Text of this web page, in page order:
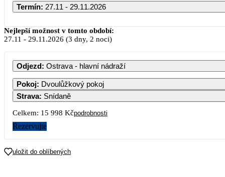
Termín: 27.11 - 29.11.2026
Listopad 2026
PO ÚT ST ČT PÁ SO NE
1
2 3 4 5 6 7 8
Nejlepší možnost v tomto období:
27.11 - 29.11.2026 (3 dny, 2 noci)
Odjezd: Ostrava - hlavní nádraží
Pokoj: Dvoulůžkový pokoj
Strava: Snídaně
Celkem: 15 998 Kčpodrobnosti
Rezervujte
uložit do oblíbených